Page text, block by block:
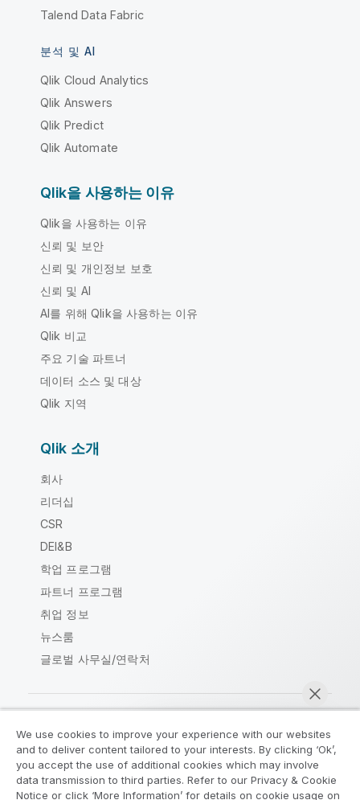
Talend Data Fabric
분석 및 AI
Qlik Cloud Analytics
Qlik Answers
Qlik Predict
Qlik Automate
Qlik을 사용하는 이유
Qlik을 사용하는 이유
신뢰 및 보안
신뢰 및 개인정보 보호
신뢰 및 AI
AI를 위해 Qlik을 사용하는 이유
Qlik 비교
주요 기술 파트너
데이터 소스 및 대상
Qlik 지역
Qlik 소개
회사
리더십
CSR
DEI&B
학업 프로그램
파트너 프로그램
취업 정보
뉴스룸
글로벌 사무실/연락처
Qlik Community
법적 계약 제품 약관 Legal Policies
We use cookies to improve your experience with our websites
and to deliver content tailored to your interests. By clicking ‘Ok’,
you accept the use of additional cookies which may involve
data transmission to third parties. Refer to our Privacy & Cookie
Notice or click ‘More Information’ for details on cookie usage on